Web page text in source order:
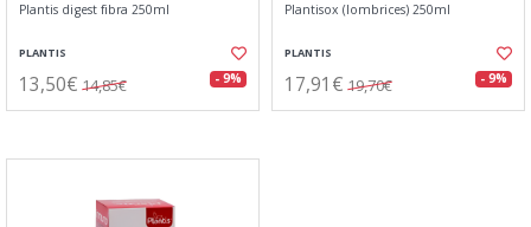
Plantis digest fibra 250ml
PLANTIS
13,50€ 14,85€ - 9%
Plantisox (lombrices) 250ml
PLANTIS
17,91€ 19,70€ - 9%